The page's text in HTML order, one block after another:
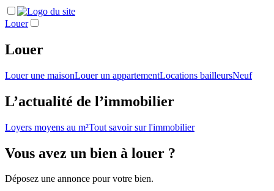
Louer
Louer
Louer une maisonLouer un appartementLocations bailleursNeuf
L’actualité de l’immobilier
Loyers moyens au m²Tout savoir sur l'immobilier
Vous avez un bien à louer ?
Déposez une annonce pour votre bien.